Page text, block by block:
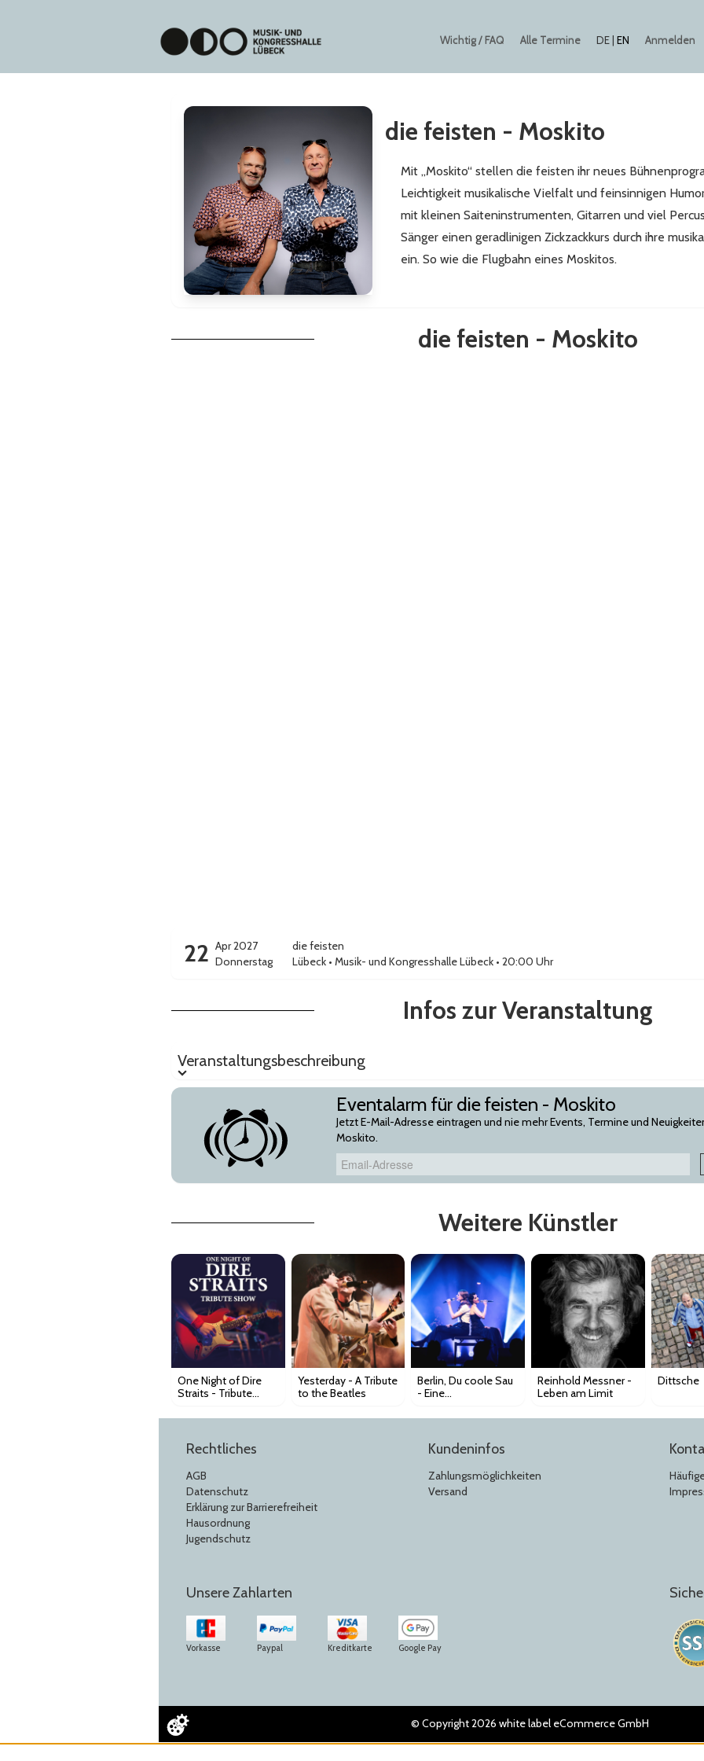
Wichtig / FAQ Alle Termine DE EN Anmelden
die feisten - Moskito
Mit „Moskito“ stellen die feisten ihr neues
Leichtigkeit musikalische Vielfalt und feinsinnigen
mit kleinen Saiteninstrumenten, Gitarren und viel
Sänger einen geradlinigen Zickzackkurs durch ihre
ein. So wie die Flugbahn eines Moskitos.
die feisten - Moskito
22 Apr 2027
Donnerstag
die feisten
Lübeck •Musik- und Kongresshalle Lübeck • 20:00 Uhr
Infos zur Veranstaltung
Veranstaltungsbeschreibung
Eventalarm für die feisten - Moskito
Jetzt E-Mail-Adresse eintragen und nie mehr Events, Termine und
Moskito.
Email-Adresse
Weitere Künstler
One Night of Dire
Straits - Tribute
Yesterday - A Tribute
to the Beatles
Berlin, Du coole Sau
- Eine
Reinhold Messner -
Leben am Limit
Dittsche
Rechtliches
AGB
Datenschutz
Erklärung zur Barrierefreiheit
Hausordnung
Jugendschutz
Kundeninfos
Zahlungsmöglichkeiten
Versand
Unsere Zahlarten
Vorkasse Paypal Kreditkarte Google Pay
© Copyright 2026 white label eCommerce GmbH